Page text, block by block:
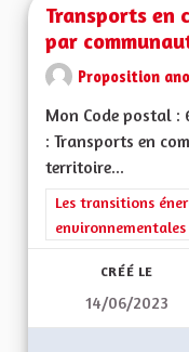
Transports en
par
Proposition
Mon Code postal :
: Transports en
territoire...
Filtrer les résultats
Les transitions
CRÉÉ LE
14/06/2023